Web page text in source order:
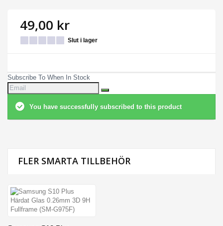
49,00 kr
Slut i lager
Subscribe To When In Stock
You have successfully subscribed to this product
FLER SMARTA TILLBEHÖR